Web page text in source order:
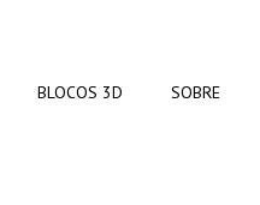
BLOCOS 3D SOBRE